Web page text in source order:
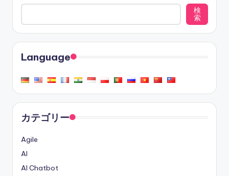
ペ
ー
ジ
り
検
索
Language
カテゴリー
Agile
AI
AI Chatbot